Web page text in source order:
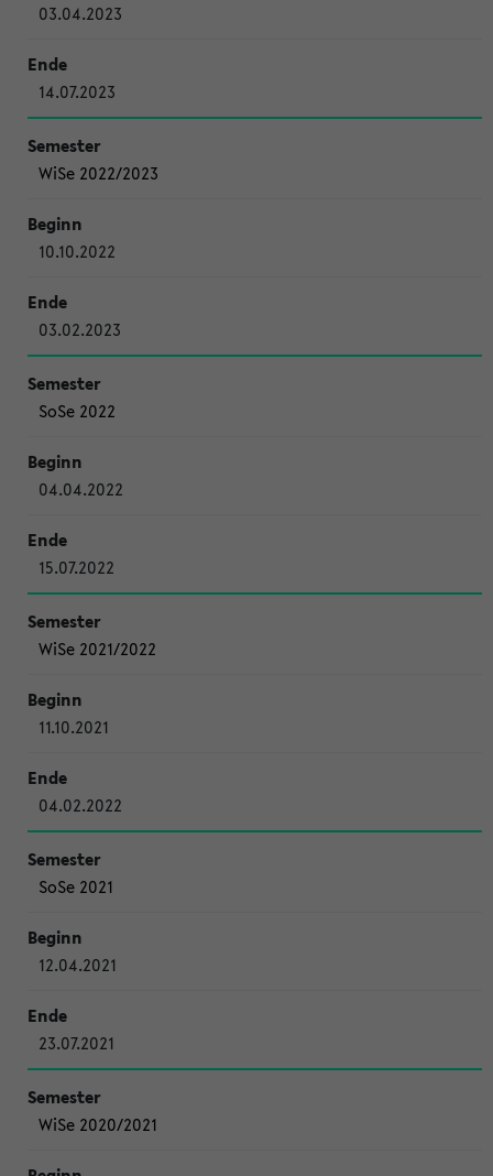
03.04.2023
14.07.2023
WiSe 2022/2023
10.10.2022
03.02.2023
SoSe 2022
04.04.2022
15.07.2022
WiSe 2021/2022
11.10.2021
04.02.2022
SoSe 2021
12.04.2021
23.07.2021
WiSe 2020/2021